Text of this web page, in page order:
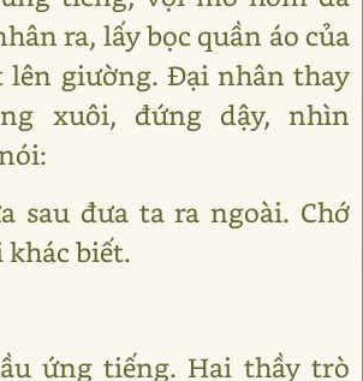
ra, lấy bọc quần áo của
lên giường. Đại nhân thay
xuôi, đứng dậy, nhìn
sau đưa ta ra ngoài. Chớ
khác biết.
ứng tiếng. Hai thầy trò